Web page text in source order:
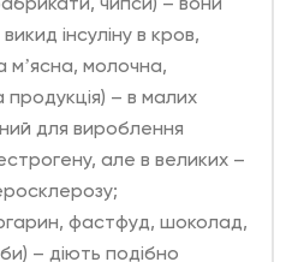
інсуліну в кров,
мʼясна, молочна,
– в малих
для вироблення
але в великих –
фастфуд, шоколад,
– діють подібно